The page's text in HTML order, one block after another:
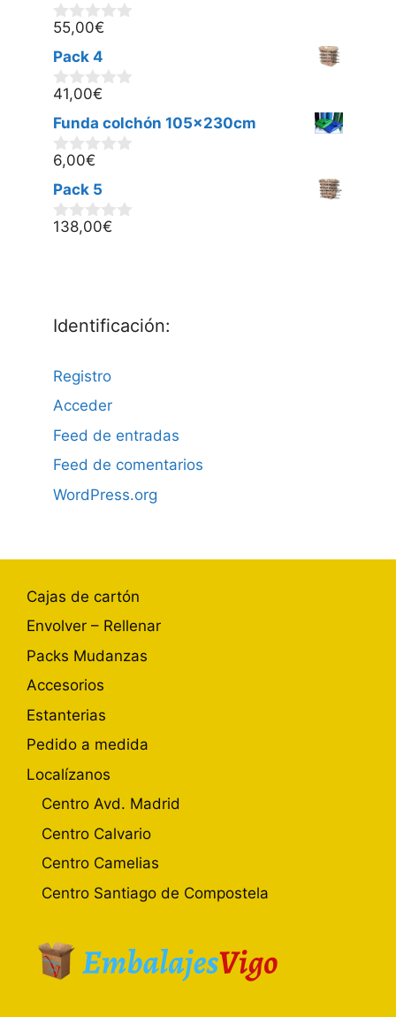
0
e
5
55,00€
Pack 4
0
e
5
41,00€
Funda colchón 105x230cm
0
e
5
6,00€
Pack 5
0
138,00€
Identificación:
Registro
Acceder
Feed de entradas
Feed de comentarios
WordPress.org
Cajas de cartón
Envolver – Rellenar
Packs Mudanzas
Accesorios
Estanterias
Pedido a medida
Localízanos
Centro Avd. Madrid
Centro Calvario
Centro Camelias
Centro Santiago de Compostela